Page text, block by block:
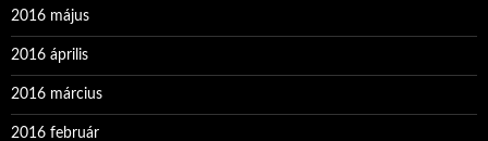
2016 május
2016 április
2016 március
2016 február